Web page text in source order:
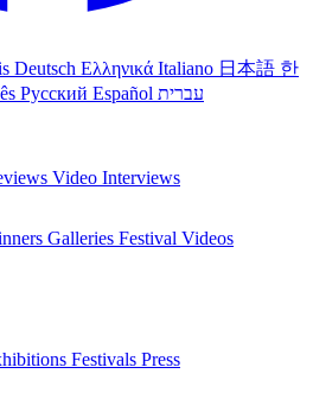
Deutsch Ελληνικά Italiano 日本語 한
Русский Español עברית
Video Interviews
Galleries Festival Videos
Festivals Press